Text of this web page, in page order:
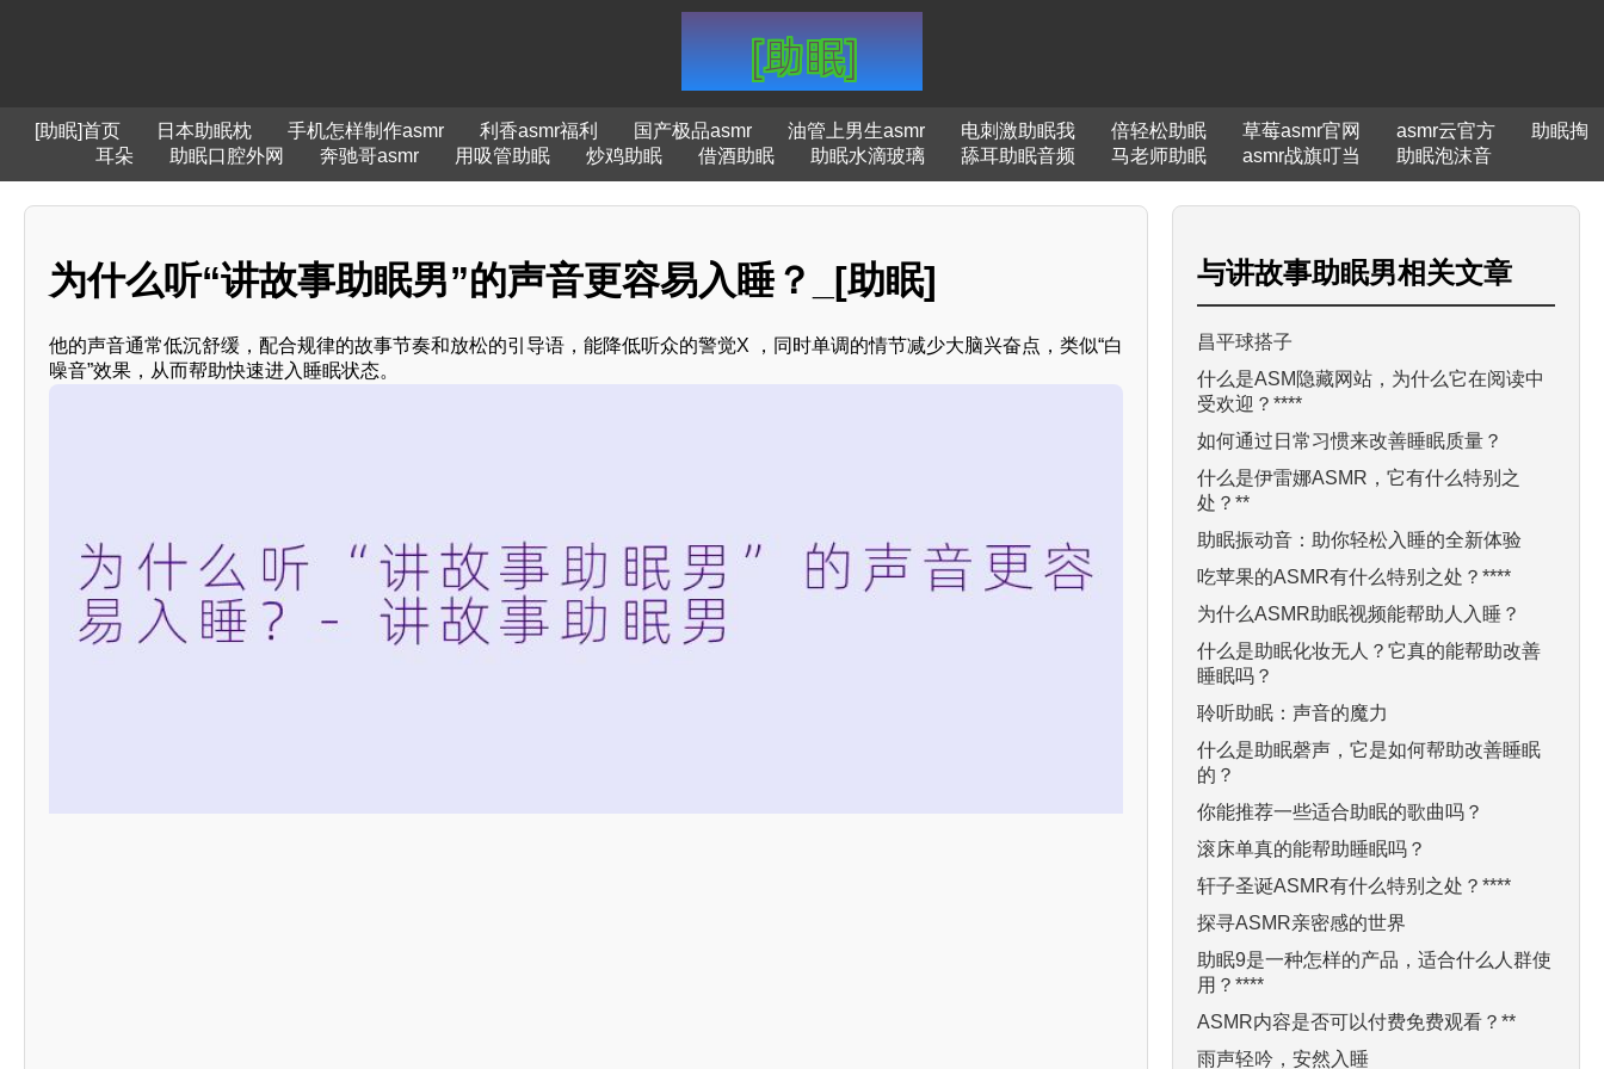
[助眠]首页 日本助眠枕 手机怎样制作asmr 利香asmr福利 国产极品asmr 油管上男生asmr 电刺激助眠我 倍轻松助眠 草莓asmr官网 asmr云官方
助眠掏
耳朵
助眠口腔外网 奔驰哥asmr 用吸管助眠 炒鸡助眠 借酒助眠 助眠水滴玻璃 舔耳助眠音频 马老师助眠 asmr战旗叮当 助眠泡沫音
为什么听“讲故事助眠男”的声音更容易入睡？_[助眠]
他的声音通常低沉舒缓，配合规律的故事节奏和放松的引导语，能降低听众的警觉X ，同时单调的情节减少大脑兴奋点，类似“白
噪音”效果，从而帮助快速进入睡眠状态。
与讲故事助眠男相关文章
昌平球搭子
什么是ASM隐藏网站，为什么它在阅读中
受欢迎？****
如何通过日常习惯来改善睡眠质量？
什么是伊雷娜ASMR，它有什么特别之
处？**
助眠振动音：助你轻松入睡的全新体验
吃苹果的ASMR有什么特别之处？****
为什么ASMR助眠视频能帮助人入睡？
什么是助眠化妆无人？它真的能帮助改善
睡眠吗？
聆听助眠：声音的魔力
什么是助眠磬声，它是如何帮助改善睡眠
的？
你能推荐一些适合助眠的歌曲吗？
滚床单真的能帮助睡眠吗？
轩子圣诞ASMR有什么特别之处？****
探寻ASMR亲密感的世界
助眠9是一种怎样的产品，适合什么人群使
用？****
ASMR内容是否可以付费免费观看？**
雨声轻吟，安然入睡